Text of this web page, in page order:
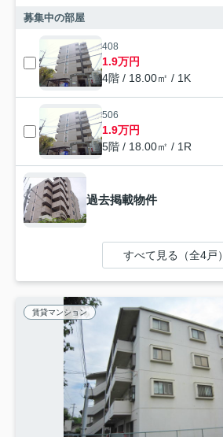
募集中の部屋
408
1.9万円
4階 / 18.00㎡ / 1K
506
1.9万円
5階 / 18.00㎡ / 1R
過去掲載物件
すべて見る（全4戸）
賃貸マンション